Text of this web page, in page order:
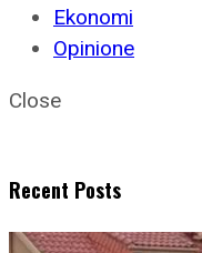
Ekonomi
Opinione
Close
Recent Posts